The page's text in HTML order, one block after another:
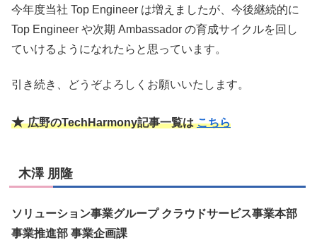
今年度当社 Top Engineer は増えましたが、今後継続的に
Top Engineer や次期 Ambassador の育成サイクルを回し
ていけるようになれたらと思っています。
引き続き、どうぞよろしくお願いいたします。
★広野のTechHarmony記事一覧はこちら
木澤 朋隆
ソリューション事業グループ クラウドサービス事業本部
事業推進部 事業企画課